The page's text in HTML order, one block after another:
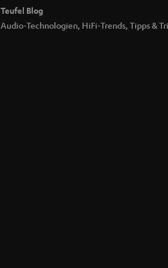
Verschiedene Cinch-Kabelvarianten sind im
Tipp: Viele Komplettsets von Teufel
Teufel Blog
Audio-Technologien, HiFi-Trends, Tipps &